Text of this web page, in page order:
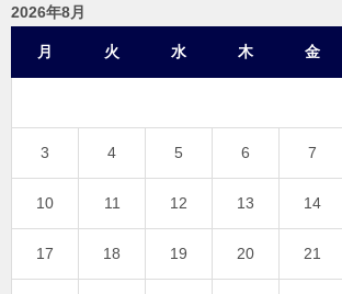
2026年8月
月 火 水 木 金
3 4 5 6 7
10 11 12 13 14
17 18 19 20 21